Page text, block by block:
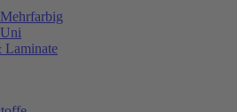
Laminate